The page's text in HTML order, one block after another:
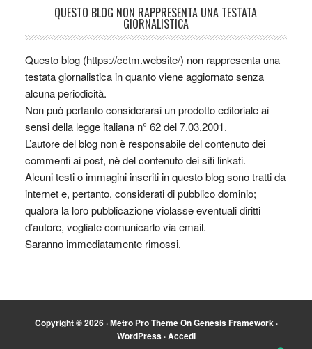
QUESTO BLOG NON RAPPRESENTA UNA TESTATA
GIORNALISTICA
Questo blog (https://cctm.website/) non rappresenta una
testata giornalistica in quanto viene aggiornato senza
alcuna periodicità.
Non può pertanto considerarsi un prodotto editoriale ai
sensi della legge italiana n° 62 del 7.03.2001.
L’autore del blog non è responsabile del contenuto dei
commenti ai post, nè del contenuto dei siti linkati.
Alcuni testi o immagini inseriti in questo blog sono tratti da
internet e, pertanto, considerati di pubblico dominio;
qualora la loro pubblicazione violasse eventuali diritti
d’autore, vogliate comunicarlo via email.
Saranno immediatamente rimossi.
Copyright © 2026 ·Metro Pro ThemeOnGenesis Framework·
WordPress·Accedi